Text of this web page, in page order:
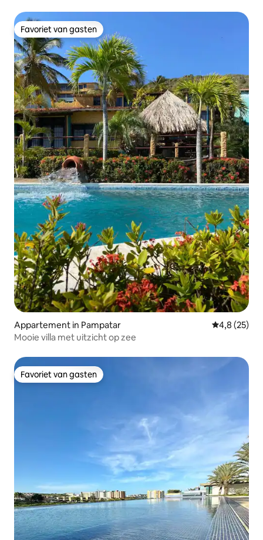
Favoriet van gasten
Favoriet van gasten
Appartement in Pampatar
4,8 (25)
Mooie villa met uitzicht op zee
Favoriet van gasten
Favoriet van gasten